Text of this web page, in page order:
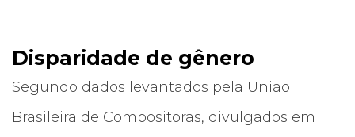
Disparidade de gênero
Segundo dados levantados pela União
Brasileira de Compositoras, divulgados em